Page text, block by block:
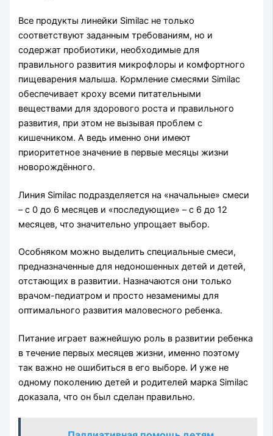
Все продукты линейки Similac не только
соответствуют заданным требованиям, но и
содержат пробиотики, необходимые для
правильного развития микрофлоры и комфортного
пищеварения малыша. Кормление смесями Similac
обеспечивает кроху всеми питательными
веществами для здорового роста и правильного
развития, при этом не вызывая проблем с
кишечником. А ведь именно они имеют
приоритетное значение в первые месяцы жизни
новорождённого.
Линия Similac подразделяется на «начальные» смеси
– с 0 до 6 месяцев и «последующие» – с 6 до 12
месяцев, что значительно упрощает выбор.
Особняком можно выделить специальные смеси,
предназначенные для недоношенных детей и детей,
отстающих в развитии. Назначаются они только
врачом-педиатром и просто незаменимы для
оптимального развития маловесного ребенка.
Питание играет важнейшую роль в развитии ребенка
в течение первых месяцев жизни, именно поэтому
так важно не ошибиться в его выборе. И уже не
одному поколению детей и родителей марка Similac
доказала, что он был сделан правильно.